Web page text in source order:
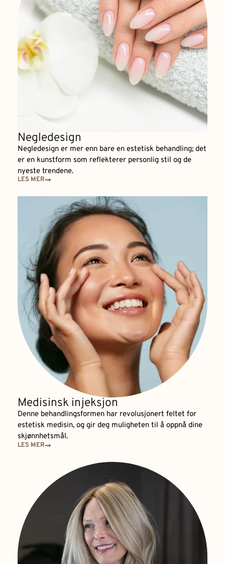
Negledesign
Negledesign er mer enn bare en estetisk behandling; det
er en kunstform som reflekterer personlig stil og de
nyeste trendene.
LES MER
Medisinsk injeksjon
Denne behandlingsformen har revolusjonert feltet for
estetisk medisin, og gir deg muligheten til å oppnå dine
skjønnhetsmål.
LES MER